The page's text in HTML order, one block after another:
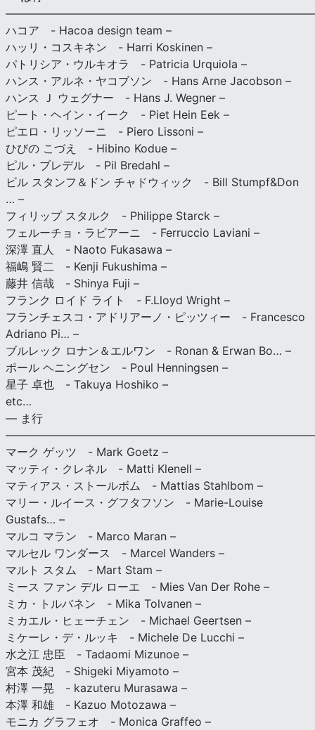
ハコア - Hacoa design team –
ハッリ・コスキネン - Harri Koskinen –
パトリシア・ウルキオラ - Patricia Urquiola –
ハンス・アルネ・ヤコブソン - Hans Arne Jacobson –
ハンス Ｊ ウェグナー - Hans J. Wegner –
ピート・ヘイン・イーク - Piet Hein Eek –
ピエロ・リッソーニ - Piero Lissoni –
ひびの こづえ - Hibino Kodue –
ピル・ブレデル - Pil Bredahl –
ビル スタンフ＆ドン チャドウィック - Bill Stumpf&Don
… –
フィリップ スタルク - Philippe Starck –
フェルーチョ・ラビアーニ - Ferruccio Laviani –
深澤 直人 - Naoto Fukasawa –
福嶋 賢二 - Kenji Fukushima –
藤井 信哉 - Shinya Fuji –
フランク ロイド ライト - F.Lloyd Wright –
フランチェスコ・アドリアーノ・ピッツィー - Francesco
Adriano Pi… –
ブルレック ロナン＆エルワン - Ronan & Erwan Bo… –
ポール ヘニングセン - Poul Henningsen –
星子 卓也 - Takuya Hoshiko –
etc…
— ま行
マーク ゲッツ - Mark Goetz –
マッティ・クレネル - Matti Klenell –
マティアス・ストールボム - Mattias Stahlbom –
マリー・ルイース・グフタフソン - Marie-Louise
Gustafs… –
マルコ マラン - Marco Maran –
マルセル ワンダース - Marcel Wanders –
マルト スタム - Mart Stam –
ミース ファン デル ローエ - Mies Van Der Rohe –
ミカ・トルバネン - Mika Tolvanen –
ミカエル・ヒェーチェン - Michael Geertsen –
ミケーレ・デ・ルッキ - Michele De Lucchi –
水之江 忠臣 - Tadaomi Mizunoe –
宮本 茂紀 - Shigeki Miyamoto –
村澤 一晃 - kazuteru Murasawa –
本澤 和雄 - Kazuo Motozawa –
モニカ グラフェオ - Monica Graffeo –